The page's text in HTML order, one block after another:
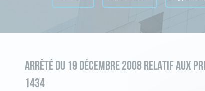
ARRÊTÉ DU 19 DÉCEMBRE 2008 RELATIF AUX
1434